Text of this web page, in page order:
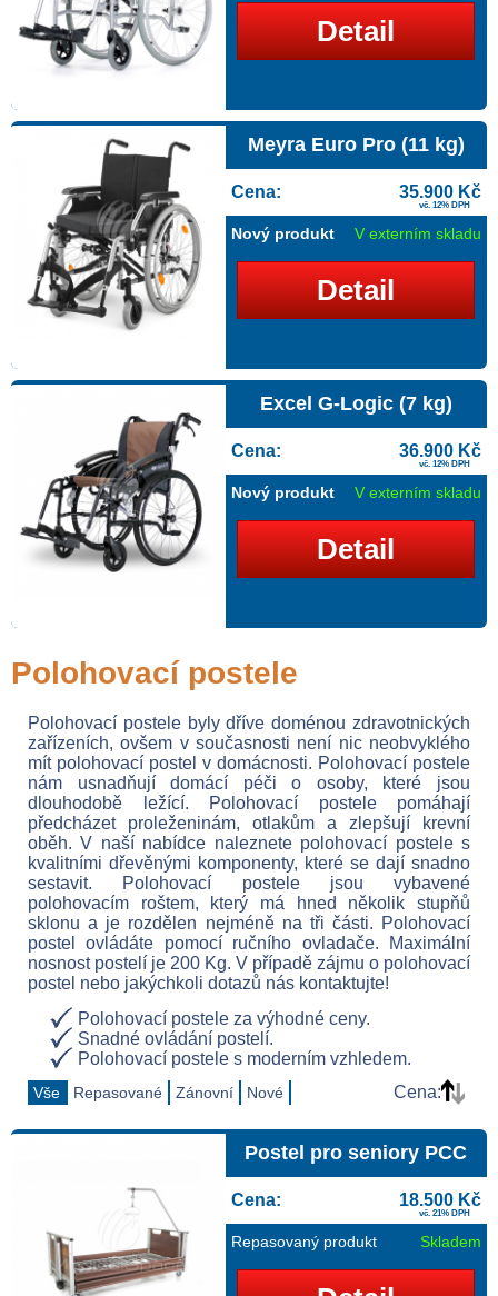
Detail
Meyra Euro Pro (11 kg)
Cena: 35.900 Kč
vč. 12% DPH
Nový produkt V externím skladu
Detail
Excel G-Logic (7 kg)
Cena: 36.900 Kč
vč. 12% DPH
Nový produkt V externím skladu
Detail
Polohovací postele
Polohovací postele byly dříve doménou zdravotnických
zařízeních, ovšem v současnosti není nic neobvyklého
mít polohovací postel v domácnosti. Polohovací postele
nám usnadňují domácí péči o osoby, které jsou
dlouhodobě ležící. Polohovací postele pomáhají
předcházet proleženinám, otlakům a zlepšují krevní
oběh. V naší nabídce naleznete polohovací postele s
kvalitními dřevěnými komponenty, které se dají snadno
sestavit. Polohovací postele jsou vybavené
polohovacím roštem, který má hned několik stupňů
sklonu a je rozdělen nejméně na tři části. Polohovací
postel ovládáte pomocí ručního ovladače. Maximální
nosnost postelí je 200 Kg. V případě zájmu o polohovací
postel nebo jakýchkoli dotazů nás kontaktujte!
Polohovací postele za výhodné ceny.
Snadné ovládání postelí.
Polohovací postele s moderním vzhledem.
Vše Repasované Zánovní Nové Cena:
Postel pro seniory PCC
Cena: 18.500 Kč
vč. 21% DPH
Repasovaný produkt Skladem